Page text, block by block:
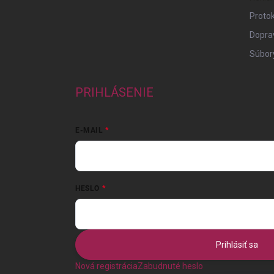
PRIHLÁSENIE
E-MAIL
HESLO
Prihlásiť sa
Nová registráciaZabudnuté heslo